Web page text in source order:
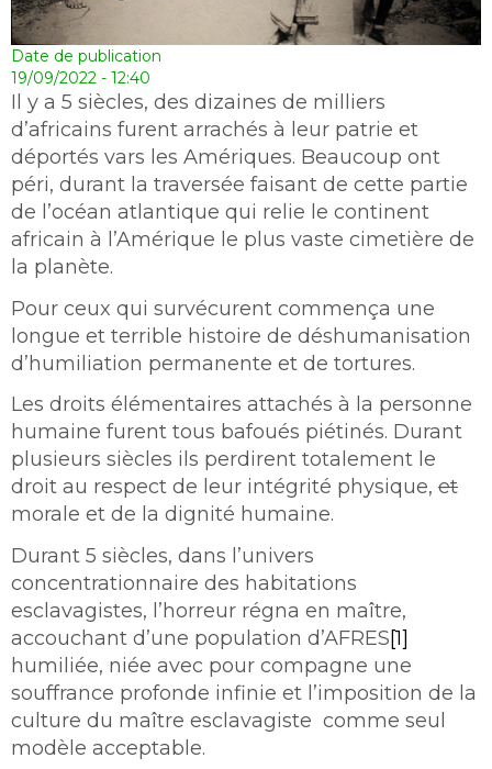
Date de publication
19/09/2022 - 12:40
Il y a 5 siècles, des dizaines de milliers
d’africains furent arrachés à leur patrie et
déportés vars les Amériques. Beaucoup ont
péri, durant la traversée faisant de cette partie
de l’océan atlantique qui relie le continent
africain à l’Amérique le plus vaste cimetière de
la planète.
Pour ceux qui survécurent commença une
longue et terrible histoire de déshumanisation
d’humiliation permanente et de tortures.
Les droits élémentaires attachés à la personne
humaine furent tous bafoués piétinés. Durant
plusieurs siècles ils perdirent totalement le
droit au respect de leur intégrité physique, et
morale et de la dignité humaine.
Durant 5 siècles, dans l’univers
concentrationnaire des habitations
esclavagistes, l’horreur régna en maître,
accouchant d’une population d’AFRES[1]
humiliée, niée avec pour compagne une
souffrance profonde infinie et l’imposition de la
culture du maître esclavagiste comme seul
modèle acceptable.